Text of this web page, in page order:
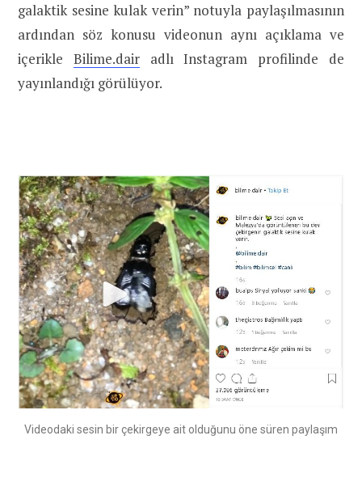
galaktik sesine kulak verin⁣” notuyla paylaşılmasının
ardından söz konusu videonun aynı açıklama ve
içerikle Bilime.dairadlı Instagram profilinde de
yayınlandığı görülüyor.
Videodaki sesin bir çekirgeye ait olduğunu öne süren paylaşım